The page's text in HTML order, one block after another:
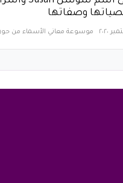
وصفاتها
موسوعة معاني الأسماء من حور